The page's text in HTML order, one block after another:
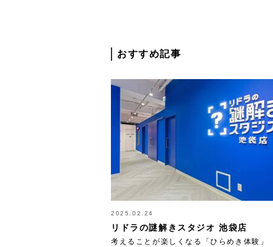
おすすめ記事
2025.02.24
リドラの謎解きスタジオ 池袋店
考えることが楽しくなる「ひらめき体験」